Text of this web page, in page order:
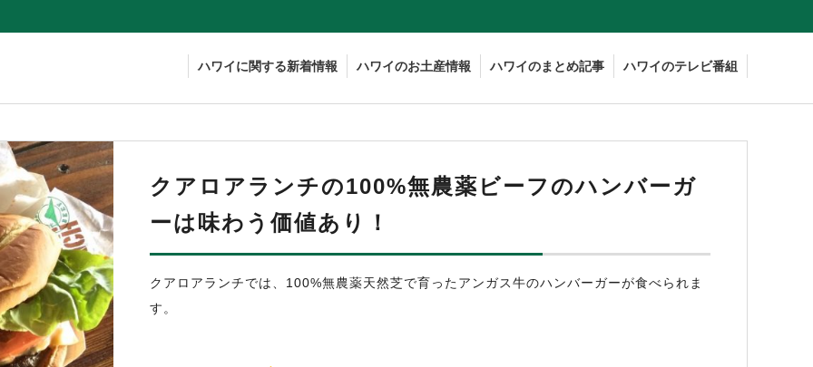
ハワイに関する新着情報 ハワイのお土産情報 ハワイのまとめ記事 ハワイのテレビ番組
クアロアランチの100%無農薬ビーフのハンバーガ
ーは味わう価値あり！
クアロアランチでは、100%無農薬天然芝で育ったアンガス牛のハンバーガーが食べられま
す。